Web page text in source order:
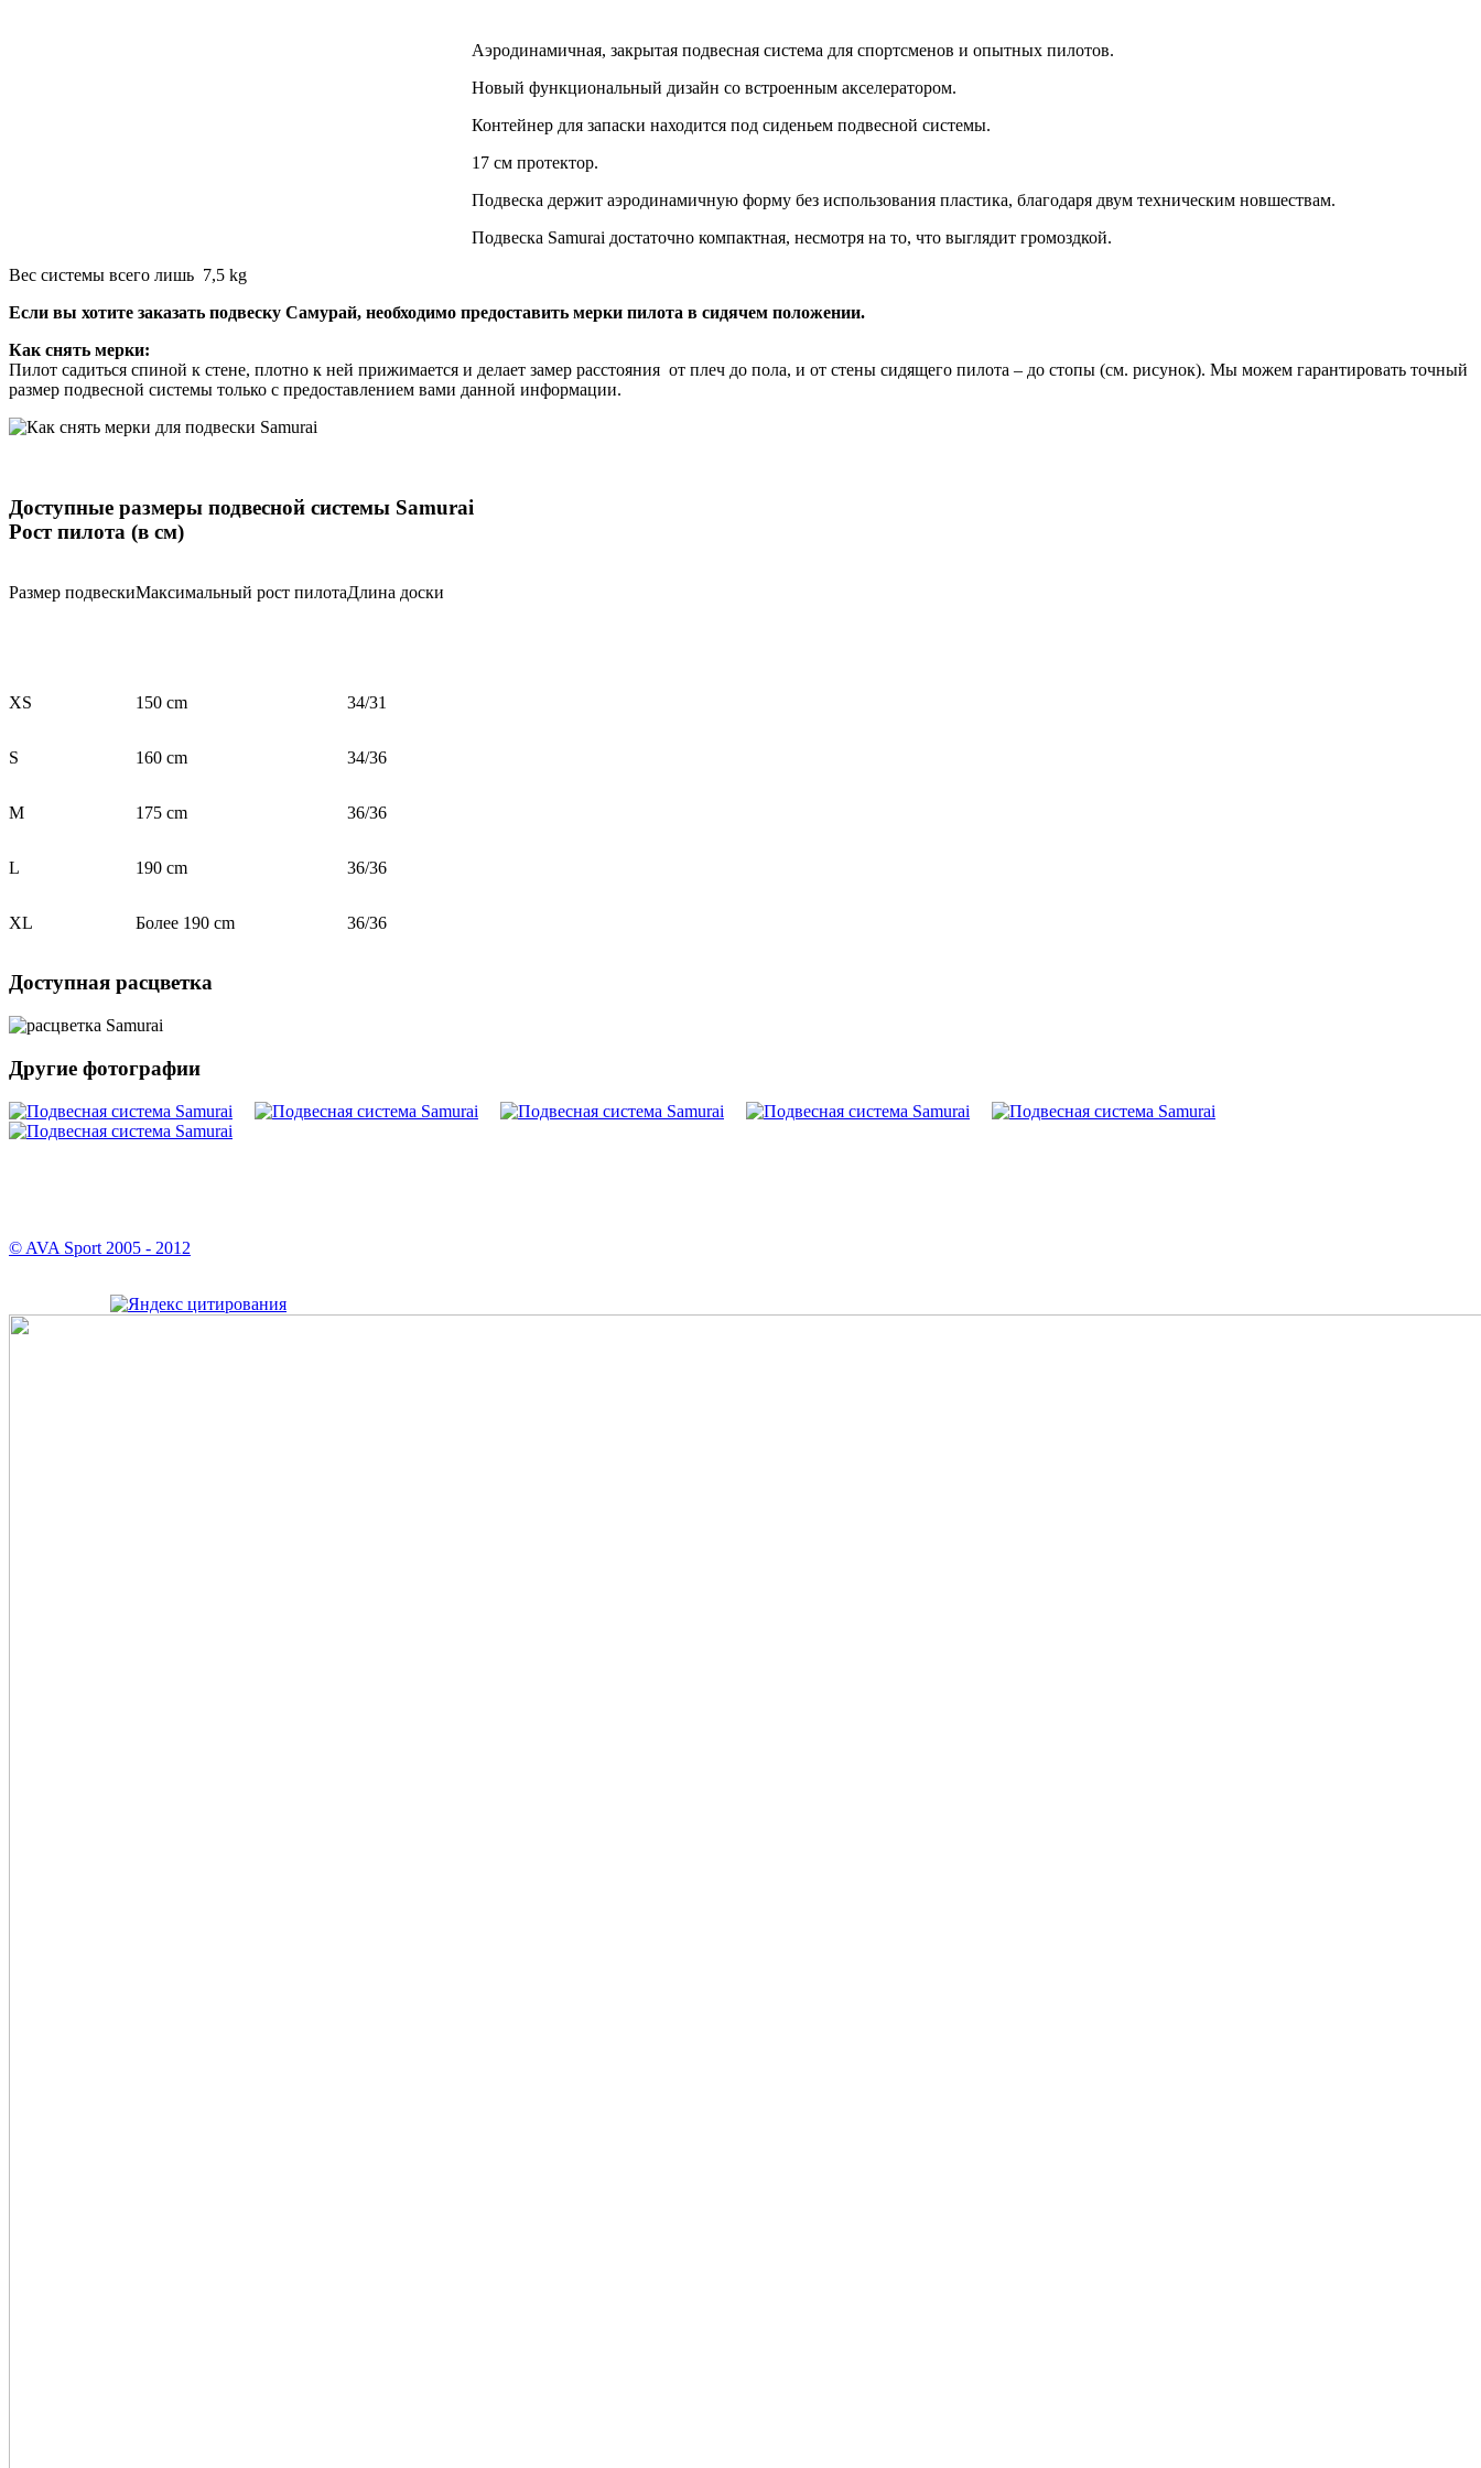
Аэродинамичная, закрытая подвесная система для спортсменов и опытных пилотов.
Новый функциональный дизайн со встроенным акселератором.
Контейнер для запаски находится под сиденьем подвесной системы.
17 см протектор.
Подвеска держит аэродинамичную форму без использования пластика, благодаря двум техническим новшествам.
Подвеска Samurai достаточно компактная, несмотря на то, что выглядит громоздкой.
Вес системы всего лишь 7,5 kg
Если вы хотите заказать подвеску Самурай, необходимо предоставить мерки пилота в сидячем положении.
Как снять мерки:
Пилот садиться спиной к стене, плотно к ней прижимается и делает замер расстояния от плеч до пола, и от стены сидящего пилота – до стопы (см. рисунок). Мы можем гарантировать точный
размер подвесной системы только с предоставлением вами данной информации.
Доступные размеры подвесной системы Samurai
Рост пилота (в см)
Размер подвескиМаксимальный рост пилотаДлина доски
XS 150 cm 34/31
S 160 cm 34/36
M 175 cm 36/36
L 190 cm 36/36
XL Более 190 cm 36/36
Доступная расцветка
Другие фотографии
© AVA Sport 2005 - 2012